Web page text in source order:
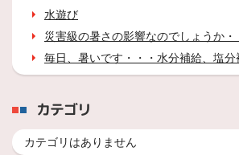
水遊び
災害級の暑さの影響なのでしょうか・
毎日、暑いです・・・水分補給、塩分
カテゴリ
カテゴリはありません